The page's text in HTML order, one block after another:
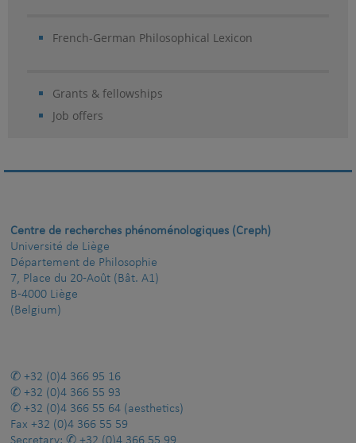
French-German Philosophical Lexicon
Grants & fellowships
Job offers
Centre de recherches phénoménologiques (Creph)
Université de Liège
Département de Philosophie
7, Place du 20-Août (Bât. A1)
B-4000 Liège
(Belgium)
+32 (0)4 366 95 16
+32 (0)4 366 55 93
+32 (0)4 366 55 64 (aesthetics)
Fax +32 (0)4 366 55 59